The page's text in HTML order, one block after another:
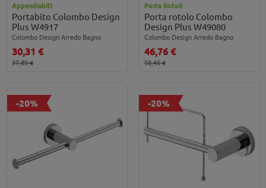
Appendiabiti
Portabito Colombo Design
Plus W4917
Colombo Design Arredo Bagno
30,31 €
37,89 €
Porta Rotoli
Porta rotolo Colombo
Design Plus W49080
Colombo Design Arredo Bagno
46,76 €
58,45 €
-20% -20%